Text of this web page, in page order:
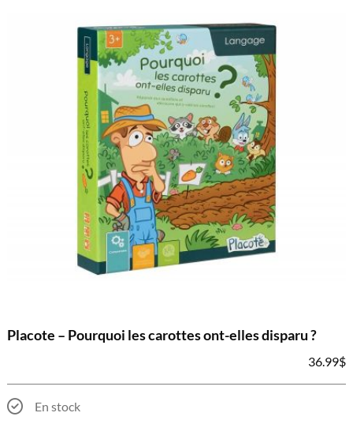
Placote – Pourquoi les carottes ont-elles disparu ?
36.99$
En stock